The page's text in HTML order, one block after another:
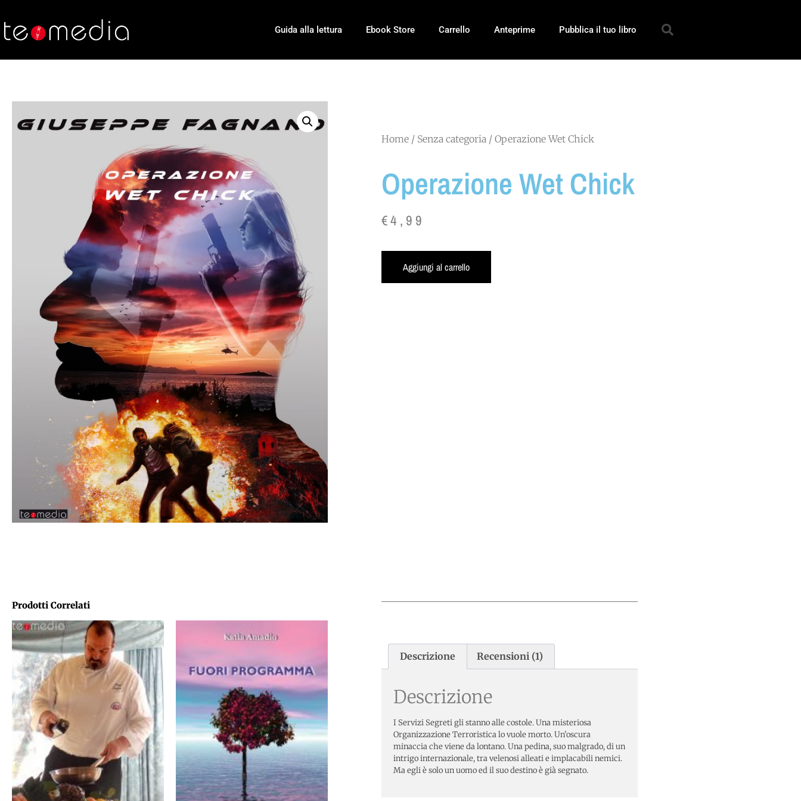
Guida alla lettura Ebook Store Carrello Anteprime Pubblica il tuo libro
Home / Senza categoria / Operazione Wet Chick
Operazione Wet Chick
€4,99
Aggiungi al carrello
Prodotti Correlati
Descrizione Recensioni (1)
Descrizione
I Servizi Segreti gli stanno alle costole. Una misteriosa
Organizzazione Terroristica lo vuole morto. Un’oscura
minaccia che viene da lontano. Una pedina, suo malgrado, di un
intrigo internazionale, tra velenosi alleati e implacabili nemici.
Ma egli è solo un uomo ed il suo destino è già segnato.